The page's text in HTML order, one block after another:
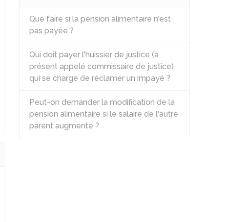
Que faire si la pension alimentaire n'est
pas payée ?
Qui doit payer l'huissier de justice (à
présent appelé commissaire de justice)
qui se charge de réclamer un impayé ?
Peut-on demander la modification de la
pension alimentaire si le salaire de l'autre
parent augmente ?